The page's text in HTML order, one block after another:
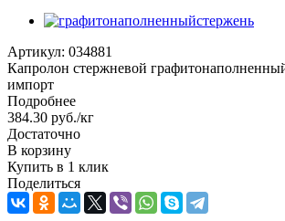
Артикул: 034881
Капролон стержневой
импорт
Подробнее
384.30 руб./кг
Достаточно
В корзину
Купить в 1 клик
Поделиться